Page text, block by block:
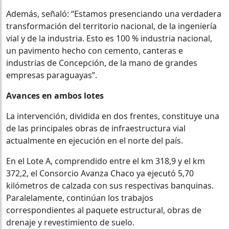
Además, señaló: “Estamos presenciando una verdadera
transformación del territorio nacional, de la ingeniería
vial y de la industria. Esto es 100 % industria nacional,
un pavimento hecho con cemento, canteras e
industrias de Concepción, de la mano de grandes
empresas paraguayas”.
Avances en ambos lotes
La intervención, dividida en dos frentes, constituye una
de las principales obras de infraestructura vial
actualmente en ejecución en el norte del país.
En el Lote A, comprendido entre el km 318,9 y el km
372,2, el Consorcio Avanza Chaco ya ejecutó 5,70
kilómetros de calzada con sus respectivas banquinas.
Paralelamente, continúan los trabajos
correspondientes al paquete estructural, obras de
drenaje y revestimiento de suelo.